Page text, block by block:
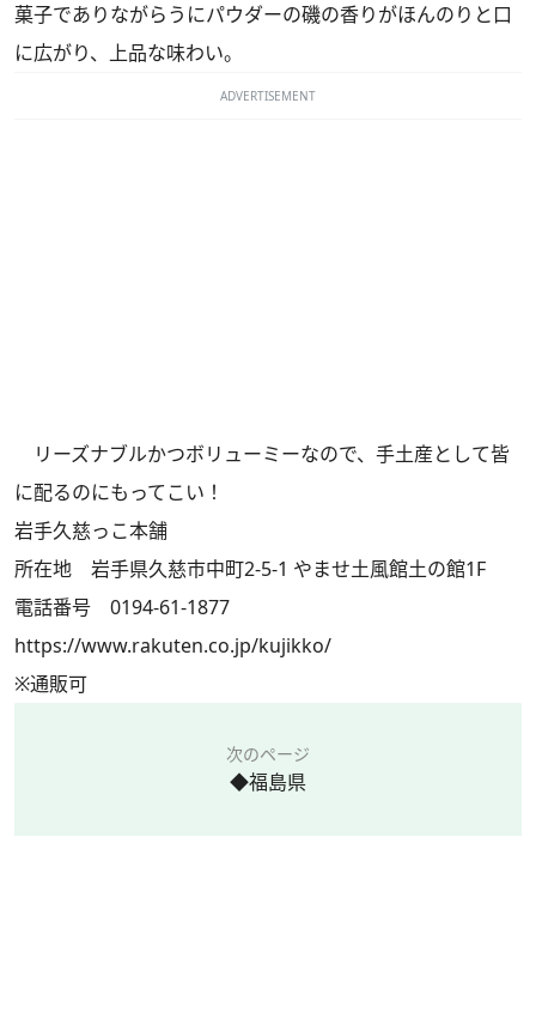
菓子でありながらうにパウダーの磯の香りがほんのりと口
に広がり、上品な味わい。
ADVERTISEMENT
リーズナブルかつボリューミーなので、手土産として皆
に配るのにもってこい！
岩手久慈っこ本舗
所在地 岩手県久慈市中町2-5-1 やませ土風館土の館1F
電話番号 0194-61-1877
https://www.rakuten.co.jp/kujikko/
※通販可
次のページ
◆福島県